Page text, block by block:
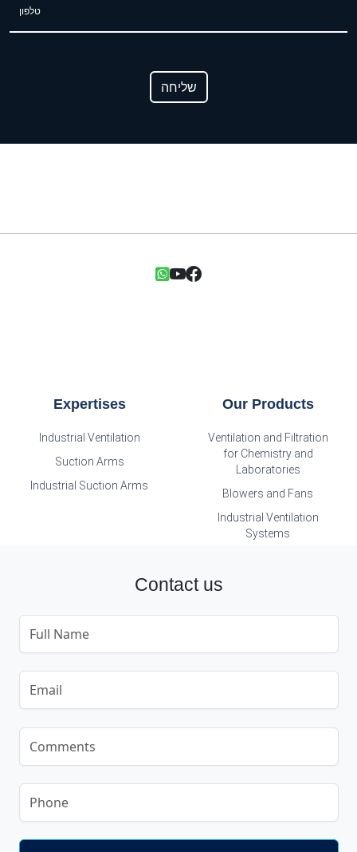
שליחה
Expertises
Industrial Ventilation
Suction Arms
Industrial Suction Arms
Our Products
Ventilation and Filtration
for Chemistry and
Laboratories
Blowers and Fans
Industrial Ventilation
Systems
Contact us